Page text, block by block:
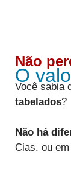
Não
O
Você sabia
tabelados?
Não há
Cias. ou